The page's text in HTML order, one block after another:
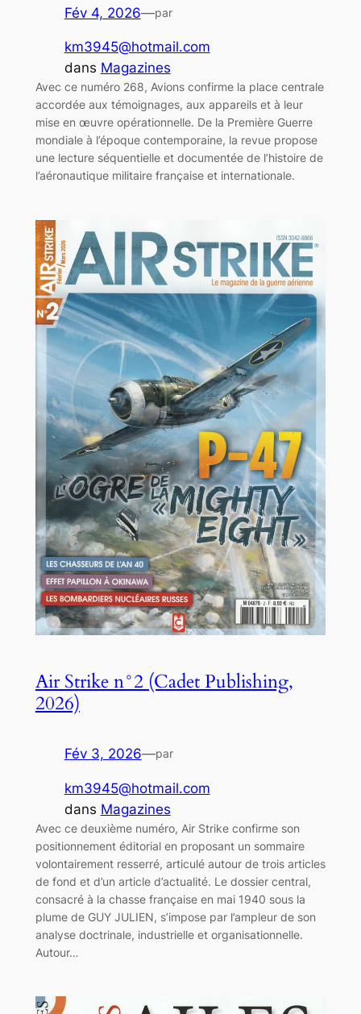
Fév 4, 2026—par
km3945@hotmail.com
dans Magazines
Avec ce numéro 268, Avions confirme la place centrale
accordée aux témoignages, aux appareils et à leur
mise en œuvre opérationnelle. De la Première Guerre
mondiale à l’époque contemporaine, la revue propose
une lecture séquentielle et documentée de l’histoire de
l’aéronautique militaire française et internationale.
Air Strike n°2 (Cadet Publishing,
2026)
Fév 3, 2026—par
km3945@hotmail.com
dans Magazines
Avec ce deuxième numéro, Air Strike confirme son
positionnement éditorial en proposant un sommaire
volontairement resserré, articulé autour de trois articles
de fond et d’un article d’actualité. Le dossier central,
consacré à la chasse française en mai 1940 sous la
plume de GUY JULIEN, s’impose par l’ampleur de son
analyse doctrinale, industrielle et organisationnelle.
Autour…